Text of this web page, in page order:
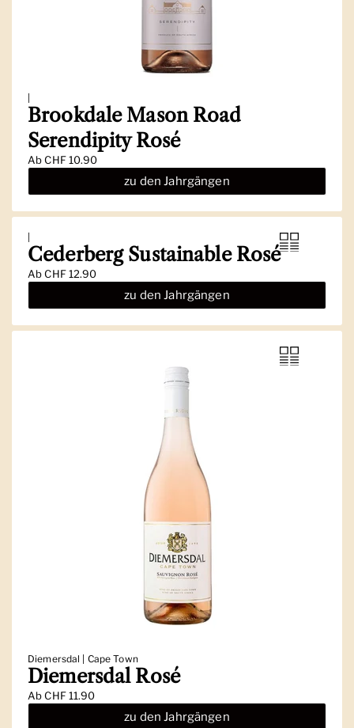
Brookdale Mason Road
Serendipity Rosé
AbCHF 10.90
zu den Jahrgängen
Cederberg Sustainable Rosé
AbCHF 12.90
zu den Jahrgängen
Diemersdal | Cape Town
Diemersdal Rosé
AbCHF 11.90
zu den Jahrgängen